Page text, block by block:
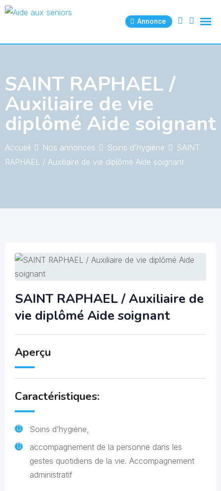
Skip
Annonce
SAINT RAPHAEL /
Auxiliaire de vie
diplômé Aide soignant
Accueil Nos annonces Soins d'hygiène
SAINT
RAPHAEL / Auxiliaire de vie diplômé Aide soignant
SAINT RAPHAEL / Auxiliaire de
vie diplômé Aide soignant
Aperçu
Caractéristiques:
Soins d’hygiène,
accompagnement de la personne dans les
gestes quotidiens de la vie. Accompagnement
administratif